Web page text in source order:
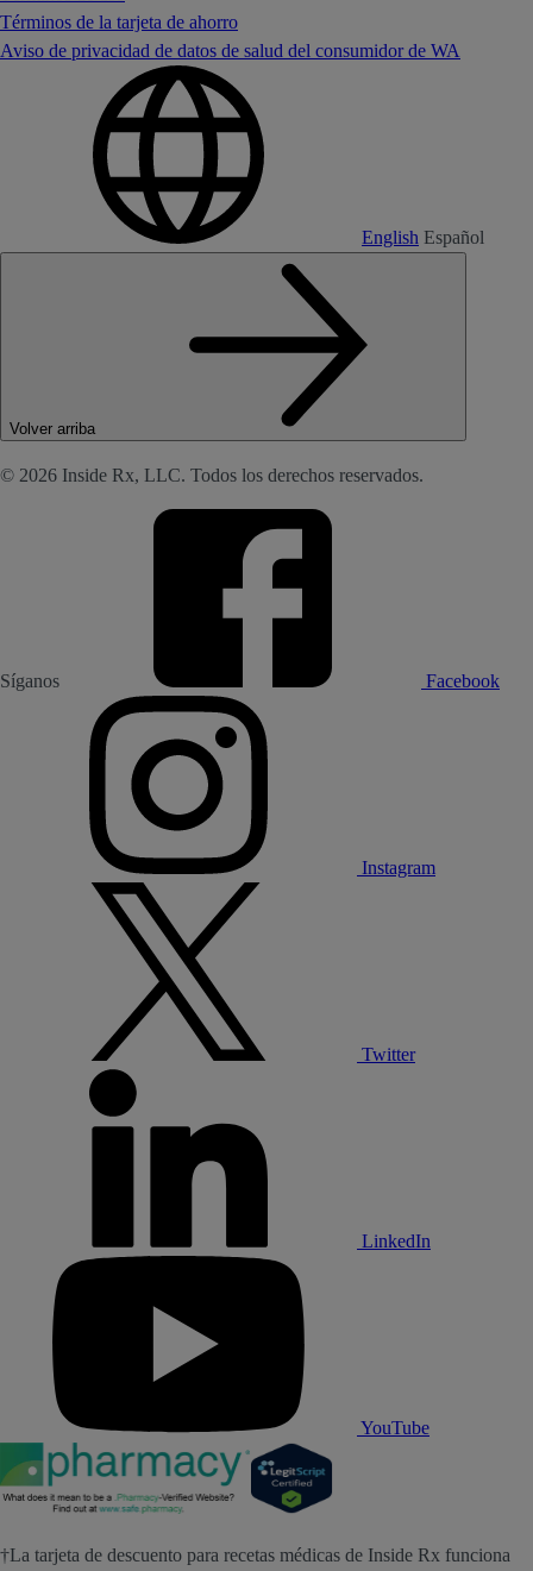
Términos de la tarjeta de ahorro
Aviso de privacidad de datos de salud del consumidor de WA
English Español
Volver arriba
© 2026 Inside Rx, LLC. Todos los derechos reservados.
Síganos Facebook
Instagram
Twitter
LinkedIn
YouTube
†La tarjeta de descuento para recetas médicas de Inside Rx funciona